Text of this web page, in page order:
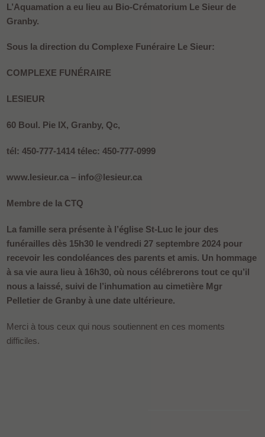
L’Aquamation a eu lieu au Bio-Crématorium Le Sieur de
Granby.
Sous la direction du Complexe Funéraire Le Sieur:
COMPLEXE FUNÉRAIRE
LESIEUR
60 Boul. Pie IX, Granby, Qc,
tél: 450-777-1414 télec: 450-777-0999
www.lesieur.ca – info@lesieur.ca
Membre de la CTQ
La famille sera présente à l’église St-Luc le jour des
funérailles dès 15h30 le vendredi 27 septembre 2024 pour
recevoir les condoléances des parents et amis. Un hommage
à sa vie aura lieu à 16h30, où nous célébrerons tout ce qu’il
nous a laissé, suivi de l’inhumation au cimetière Mgr
Pelletier de Granby à une date ultérieure.
Merci à tous ceux qui nous soutiennent en ces moments
difficiles.